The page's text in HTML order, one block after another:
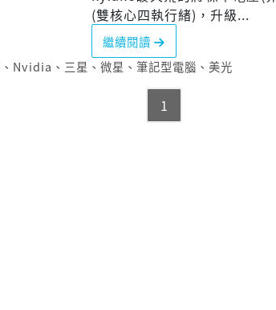
(雙核心四執行緒)，升級...
繼續閱讀
、 Nvidia 、 三星 、 微星 、 筆記型電腦 、 美光
1